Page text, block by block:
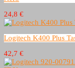
24,8 €
Logitech K400 Plus
42,7 €